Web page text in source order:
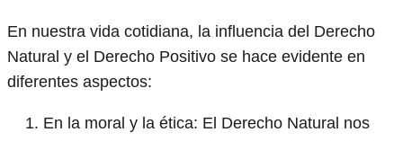
En nuestra vida cotidiana, la influencia del Derecho
Natural y el Derecho Positivo se hace evidente en
diferentes aspectos:
En la moral y la ética: El Derecho Natural nos